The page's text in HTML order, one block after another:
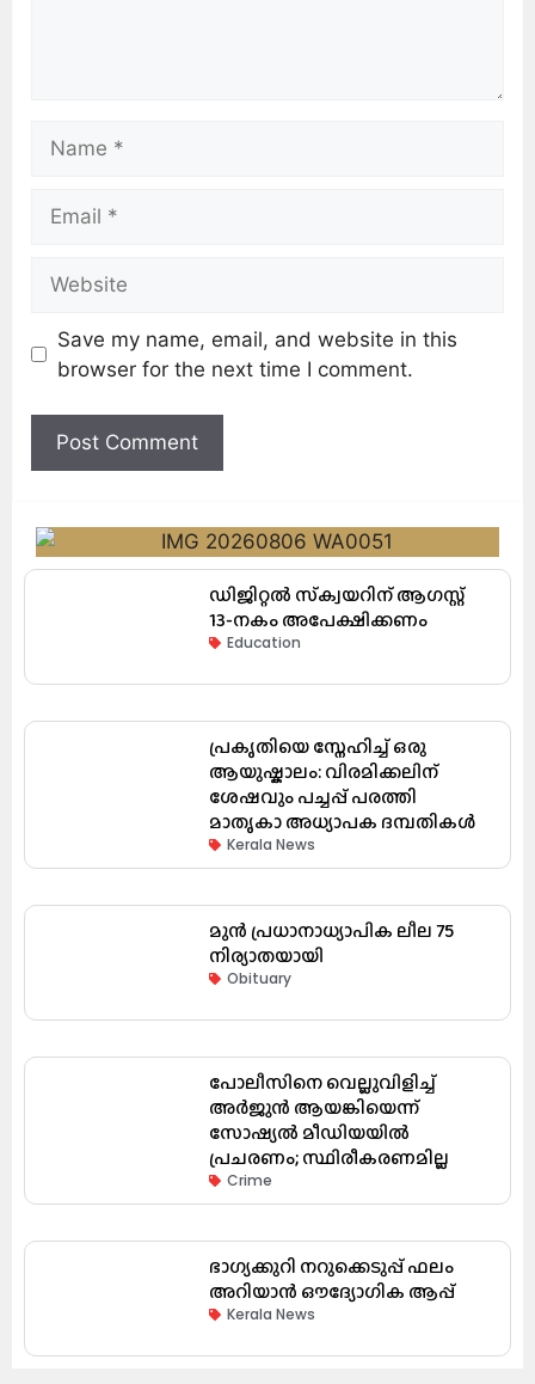
Save my name, email, and website in this
browser for the next time I comment.
ഡിജിറ്റൽ സ്‌ക്വയറിന് ആഗസ്റ്റ്
13-നകം അപേക്ഷിക്കണം
Education
പ്രകൃതിയെ സ്നേഹിച്ച് ഒരു
ആയുഷ്കാലം: വിരമിക്കലിന്
ശേഷവും പച്ചപ്പ് പരത്തി
മാതൃകാ അധ്യാപക ദമ്പതികൾ
Kerala News
മുൻ പ്രധാനാധ്യാപിക ലീല 75
നിര്യാതയായി
Obituary
പോലീസിനെ വെല്ലുവിളിച്ച്
അർജുൻ ആയങ്കിയെന്ന്
സോഷ്യൽ മീഡിയയിൽ
പ്രചരണം; സ്ഥിരീകരണമില്ല
Crime
ഭാഗ്യക്കുറി നറുക്കെടുപ്പ് ഫലം
അറിയാൻ ഔദ്യോഗിക ആപ്പ്
Kerala News